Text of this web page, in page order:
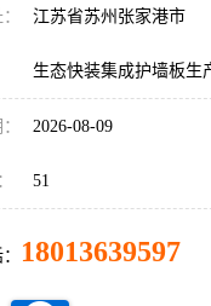
江苏省苏州张家港市
生态快装集成护墙板生
2026-08-09
51
18013639597